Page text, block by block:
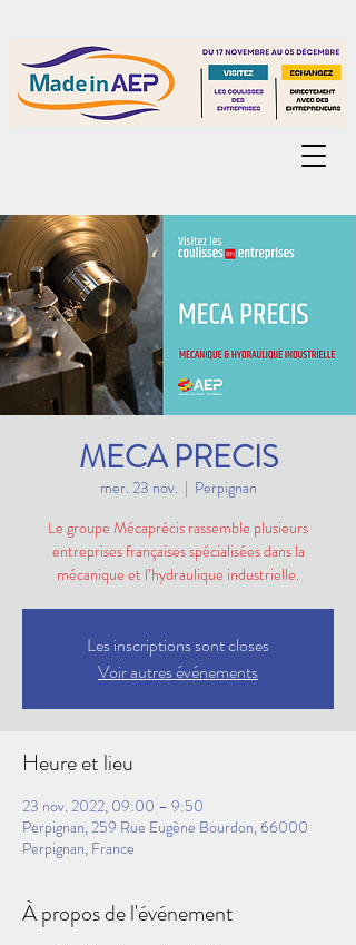
MECA PRECIS
mer. 23 nov.
  |
Perpignan
Le groupe Mécaprécis rassemble plusieurs
entreprises françaises spécialisées dans la
mécanique et l’hydraulique industrielle.
Les inscriptions sont closes
Voir autres événements
Heure et lieu
23 nov. 2022, 09:00 – 9:50
Perpignan, 259 Rue Eugène Bourdon, 66000
Perpignan, France
À propos de l'événement